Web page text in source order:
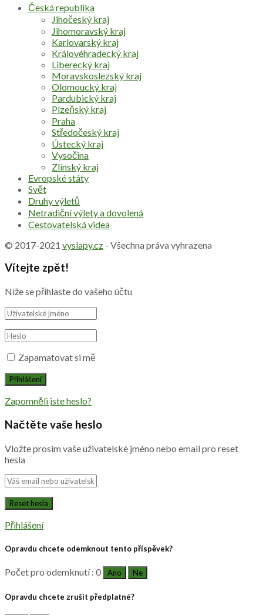
Česká republika
Jihočeský kraj
Jihomoravský kraj
Karlovarský kraj
Královéhradecký kraj
Liberecký kraj
Moravskoslezský kraj
Olomoucký kraj
Pardubický kraj
Plzeňský kraj
Praha
Středočeský kraj
Ústecký kraj
Vysočina
Zlínský kraj
Evropské státy
Svět
Druhy výletů
Netradiční výlety a dovolená
Cestovatelská videa
© 2017-2021 vyslapy.cz - Všechna práva vyhrazena
Vítejte zpět!
Níže se přihlaste do vašeho účtu
Zapamatovat si mě
Zapomněli jste heslo?
Načtěte vaše heslo
Vložte prosím vaše uživatelské jméno nebo email pro reset
hesla
Přihlášení
Opravdu chcete odemknout tento příspěvek?
Počet pro odemknutí : 0 Ano Ne
Opravdu chcete zrušit předplatné?